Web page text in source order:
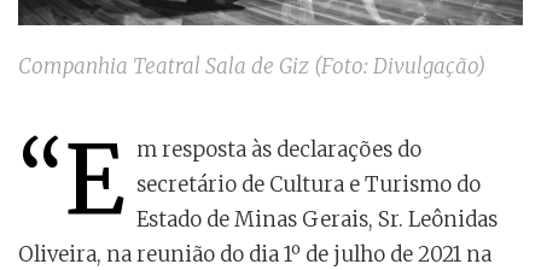
Companhia Teatral Sala de Giz (Foto: Divulgação)
“E m resposta às declarações do
secretário de Cultura e Turismo do
Estado de Minas Gerais, Sr. Leônidas
Oliveira, na reunião do dia 1º de julho de 2021 na